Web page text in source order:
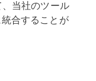
キンディ
当社のツール
合することが